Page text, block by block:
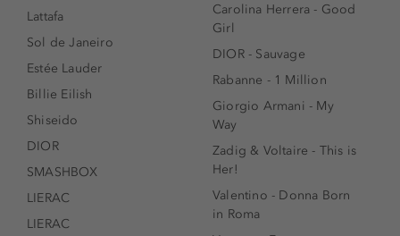
Lattafa
Sol de Janeiro
Estée Lauder
Billie Eilish
Shiseido
DIOR
SMASHBOX
LIERAC
LIERAC
Carolina Herrera - Good
Girl
DIOR - Sauvage
Rabanne - 1 Million
Giorgio Armani - My
Way
Zadig & Voltaire - This is
Her!
Valentino - Donna Born
in Roma